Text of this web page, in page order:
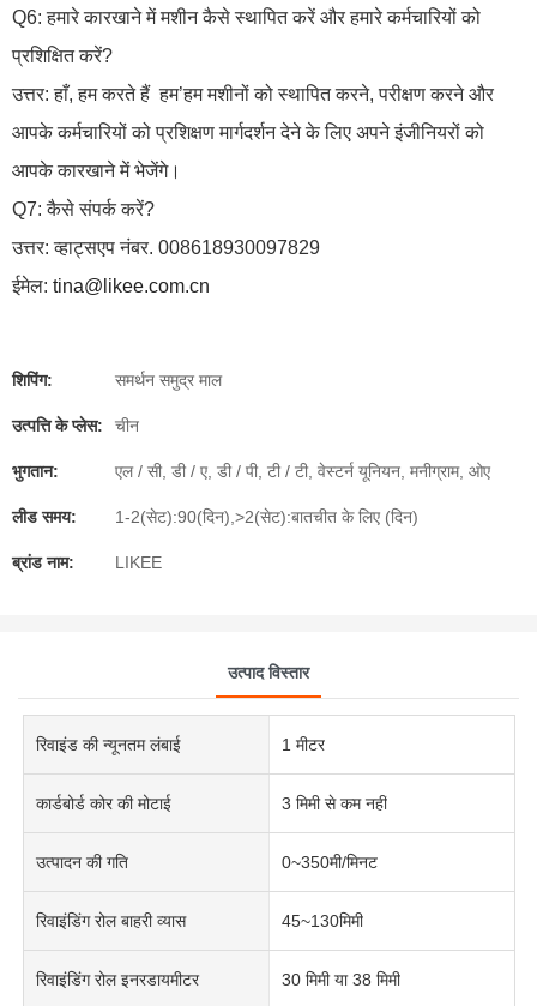
Q6: हमारे कारखाने में मशीन कैसे स्थापित करें और हमारे कर्मचारियों को
प्रशिक्षित करें?
उत्तर: हाँ, हम करते हैं हम’हम मशीनों को स्थापित करने, परीक्षण करने और
आपके कर्मचारियों को प्रशिक्षण मार्गदर्शन देने के लिए अपने इंजीनियरों को
आपके कारखाने में भेजेंगे।
Q7: कैसे संपर्क करें?
उत्तर: व्हाट्सएप नंबर. 008618930097829
ईमेल: tina@likee.com.cn
शिपिंग: समर्थन समुद्र माल
उत्पत्ति के प्लेस: चीन
भुगतान: एल / सी, डी / ए, डी / पी, टी / टी, वेस्टर्न यूनियन, मनीग्राम, ओए
लीड समय: 1-2(सेट):90(दिन),>2(सेट):बातचीत के लिए (दिन)
ब्रांड नाम: LIKEE
उत्पाद विस्तार
रिवाइंड की न्यूनतम लंबाई 1 मीटर
कार्डबोर्ड कोर की मोटाई 3 मिमी से कम नहीं
उत्पादन की गति 0~350मी/मिनट
रिवाइंडिंग रोल बाहरी व्यास 45~130मिमी
रिवाइंडिंग रोल इनरडायमीटर 30 मिमी या 38 मिमी